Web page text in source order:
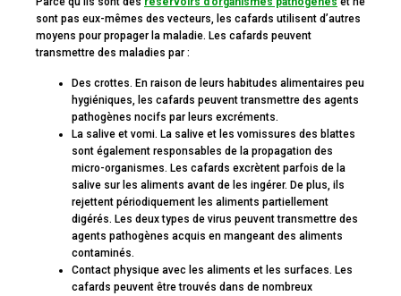
sont pas eux-mêmes des vecteurs, les cafards utilisent d’autres
moyens pour propager la maladie. Les cafards peuvent
transmettre des maladies par :
Des crottes. En raison de leurs habitudes alimentaires peu
hygiéniques, les cafards peuvent transmettre des agents
pathogènes nocifs par leurs excréments.
La salive et vomi. La salive et les vomissures des blattes
sont également responsables de la propagation des
micro-organismes. Les cafards excrètent parfois de la
salive sur les aliments avant de les ingérer. De plus, ils
rejettent périodiquement les aliments partiellement
digérés. Les deux types de virus peuvent transmettre des
agents pathogènes acquis en mangeant des aliments
contaminés.
Contact physique avec les aliments et les surfaces. Les
cafards peuvent être trouvés dans de nombreux